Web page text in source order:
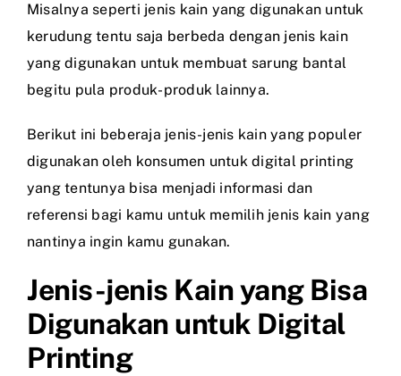
Misalnya seperti jenis kain yang digunakan untuk
kerudung tentu saja berbeda dengan jenis kain
yang digunakan untuk membuat sarung bantal
begitu pula produk-produk lainnya.
Berikut ini beberaja jenis-jenis kain yang populer
digunakan oleh konsumen untuk digital printing
yang tentunya bisa menjadi informasi dan
referensi bagi kamu untuk memilih jenis kain yang
nantinya ingin kamu gunakan.
Jenis-jenis Kain yang Bisa
Digunakan untuk Digital
Printing